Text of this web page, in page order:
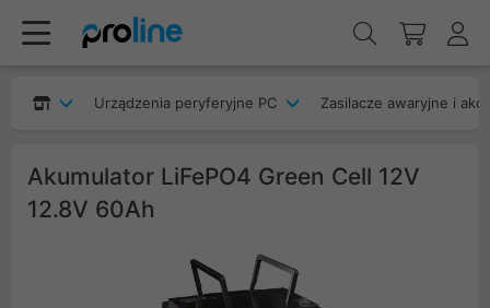
Urządzenia peryferyjne PC Zasilacze awaryjne i
Akumulator LiFePO4 Green Cell 12V
12.8V 60Ah